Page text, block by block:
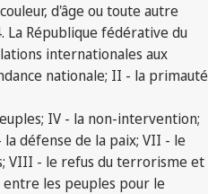
d'âge ou toute autre
République fédérative du
internationales aux
nationale; II - la primauté
IV - la non-intervention;
défense de la paix; VII - le
VIII - le refus du terrorisme et
les peuples pour le